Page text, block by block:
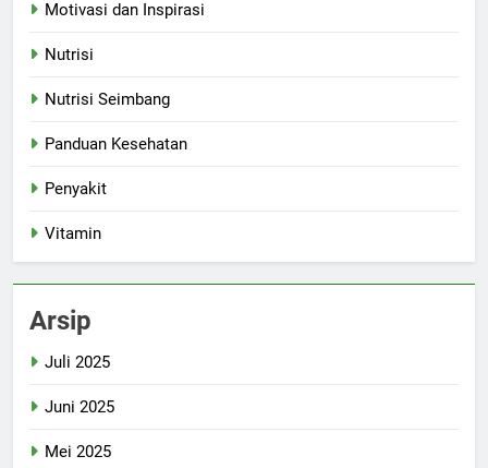
Motivasi dan Inspirasi
Nutrisi
Nutrisi Seimbang
Panduan Kesehatan
Penyakit
Vitamin
Arsip
Juli 2025
Juni 2025
Mei 2025